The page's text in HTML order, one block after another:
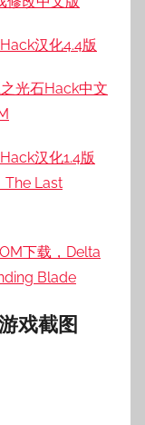
汉化4.4版
光石Hack中文
汉化1.4版
The Last
下载，Delta
Blade
戏截图